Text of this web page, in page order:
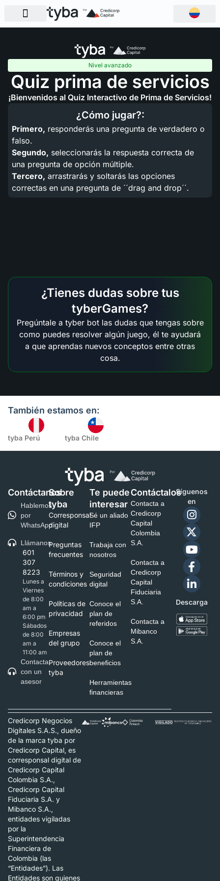
Nivel avanzado
Quiz prima de servicios
¡Bienvenidos al Quiz Interactivo de Prima de Servicios!
¿Cómo jugar?:
Primero, responderás una pregunta de verdadero o
falso.
Segundo, seleccionarás la respuesta correcta de
una pregunta de opción múltiple.
Tercero, arrastrarás y soltarás las opciones
correctas en una pregunta de ´´drag and drop´´.
¿Tienes dudas sobre tus
tyberGames?
Pregúntale a tyber bot las dudas que tengas sobre
como puedes resolver algún juego, él te ayudará
a que aprendas nuevos conceptos entre otras
cosa.
También estamos en:
tyba Perú tyba Chile
Contáctanos
Hablemos
por
WhatsApp
Llámanos
601
307
8223
Lunes a
Viernes
de 8:00
am a
6:00 pm
Sábados
de 8:00
am a
11:00 am
Contacta
con un
asesor
Sobre
tyba
Corresponsal
digital
Preguntas
frecuentes
Términos y
condiciones
Políticas de
privacidad
Empresas
del grupo
Proveedores
tyba
Te puede
interesar
Sé un aliado
IFP
Trabaja con
nosotros
Seguridad
digital
Conoce el
plan de
referidos
Conoce el
plan de
beneficios
Herramientas
financieras
Contáctalos
Contacta a
Credicorp
Capital
Colombia
S.A.
Contacta a
Credicorp
Capital
Fiduciaria
S.A.
Contacta a
Mibanco
S.A.
Síguenos
en
Descarga
Credicorp Negocios
Digitales S.A.S., dueño
de la marca tyba por
Credicorp Capital, es
corresponsal digital de
Credicorp Capital
Colombia S.A.,
Credicorp Capital
Fiduciaria S.A. y
Mibanco S.A.,
entidades vigiladas
por la
Superintendencia
Financiera de
Colombia (las
“Entidades”). Las
Entidades son quienes